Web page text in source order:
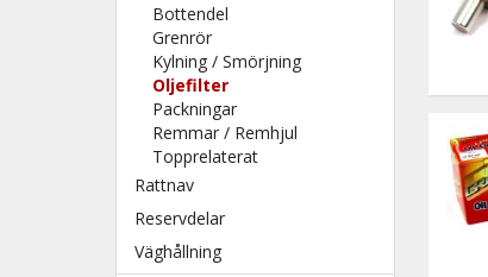
Bottendel
Grenrör
Kylning / Smörjning
Oljefilter
Packningar
Remmar / Remhjul
Topprelaterat
Rattnav
Reservdelar
Väghållning